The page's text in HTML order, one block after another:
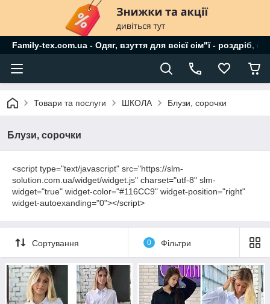
Family-tex.com.ua - Одяг, взуття для всієї сім"ї - роздріб,
Товари та послуги ШКОЛА Блузи, сорочки
Блузи, сорочки
<script type="text/javascript" src="https://slm-
solution.com.ua/widget/widget.js" charset="utf-8" slm-
widget="true" widget-color="#116CC9" widget-position="right"
widget-autoexanding="0"></script>
Сортування 0 Фільтри